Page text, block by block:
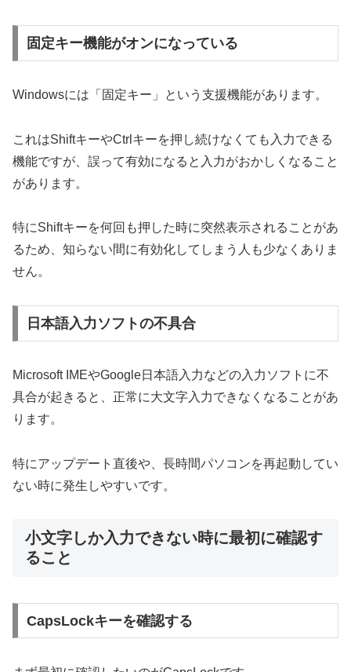
固定キー機能がオンになっている
Windowsには「固定キー」という支援機能があります。
これはShiftキーやCtrlキーを押し続けなくても入力できる
機能ですが、誤って有効になると入力がおかしくなること
があります。
特にShiftキーを何回も押した時に突然表示されることがあ
るため、知らない間に有効化してしまう人も少なくありま
せん。
日本語入力ソフトの不具合
Microsoft IMEやGoogle日本語入力などの入力ソフトに不
具合が起きると、正常に大文字入力できなくなることがあ
ります。
特にアップデート直後や、長時間パソコンを再起動してい
ない時に発生しやすいです。
小文字しか入力できない時に最初に確認す
ること
CapsLockキーを確認する